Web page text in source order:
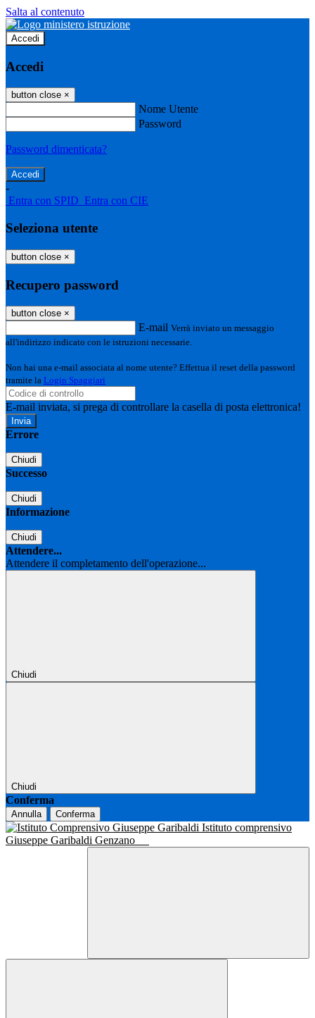
Salta al contenuto
Accedi
Accedi
button close ×
Nome Utente
Password
Password dimenticata?
-
Entra con SPID Entra con CIE
Seleziona utente
button close ×
Recupero password
button close ×
E-mail Verrà inviato un messaggio
all'indirizzo indicato con le istruzioni necessarie.
Non hai una e-mail associata al nome utente? Effettua il reset della password
tramite la Login Spaggiari
E-mail inviata, si prega di controllare la casella di posta elettronica!
Errore
Chiudi
Successo
Chiudi
Informazione
Chiudi
Attendere...
Attendere il completamento dell'operazione...
Chiudi
Chiudi
Conferma
Annulla Conferma
Istituto comprensivo
Giuseppe Garibaldi Genzano